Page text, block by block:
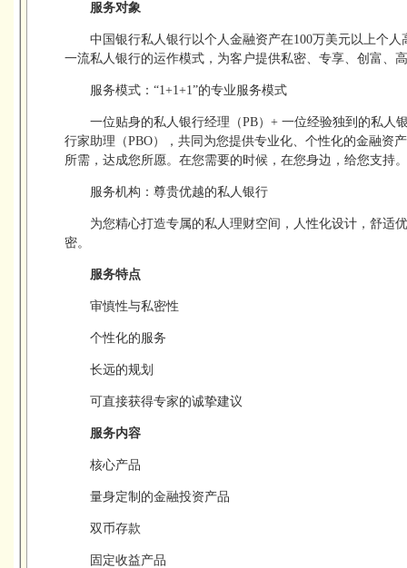
服务对象
中国银行私人银行以个人金融资产在100万美元以上个
一流私人银行的运作模式，为客户提供私密、专享、创富、
服务模式：“1+1+1”的专业服务模式
一位贴身的私人银行经理（PB）+ 一位经验独到的私人
行家助理（PBO），共同为您提供专业化、个性化的金融资
所需，达成您所愿。在您需要的时候，在您身边，给您支持。
服务机构：尊贵优越的私人银行
为您精心打造专属的私人理财空间，人性化设计，舒适
密。
服务特点
审慎性与私密性
个性化的服务
长远的规划
可直接获得专家的诚挚建议
服务内容
核心产品
量身定制的金融投资产品
双币存款
固定收益产品